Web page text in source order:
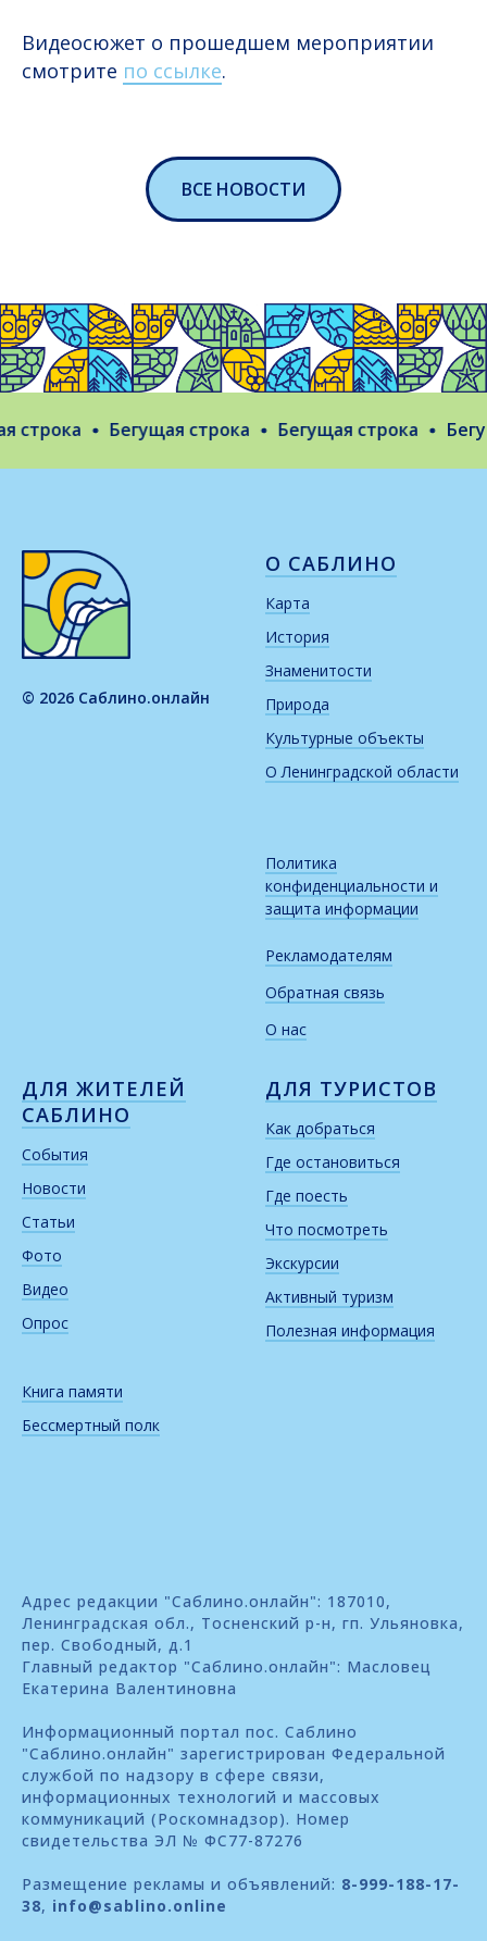
Видеосюжет о прошедшем мероприятии
смотрите по ссылке.
ВСЕ НОВОСТИ
Бегущая строка Бегущая строка
© 2026 Саблино.онлайн
О САБЛИНО
Карта
История
Знаменитости
Природа
Культурные объекты
О Ленинградской области
Политика
конфиденциальности и
защита информации
Рекламодателям
Обратная связь
О нас
ДЛЯ ЖИТЕЛЕЙ
САБЛИНО
События
Новости
Статьи
Фото
Видео
Опрос
Книга памяти
Бессмертный полк
ДЛЯ ТУРИСТОВ
Как добраться
Где остановиться
Где поесть
Что посмотреть
Экскурсии
Активный туризм
Полезная информация
Адрес редакции "Саблино.онлайн": 187010,
Ленинградская обл., Тосненский р-н, гп. Ульяновка,
пер. Свободный, д.1
Главный редактор "Саблино.онлайн": Масловец
Екатерина Валентиновна
Информационный портал пос. Саблино
"Саблино.онлайн" зарегистрирован Федеральной
службой по надзору в сфере связи,
информационных технологий и массовых
коммуникаций (Роскомнадзор). Номер
свидетельства ЭЛ № ФС77-87276
Размещение рекламы и объявлений: 8-999-188-17-
38, info@sablino.online